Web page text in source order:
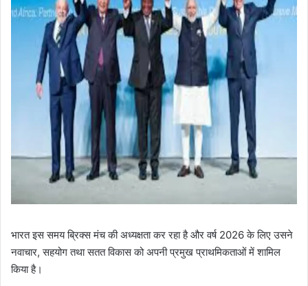
भारत इस समय ब्रिक्स मंच की अध्यक्षता कर रहा है और वर्ष 2026 के लिए उसने
नवाचार, सहयोग तथा सतत विकास को अपनी प्रमुख प्राथमिकताओं में शामिल
किया है।